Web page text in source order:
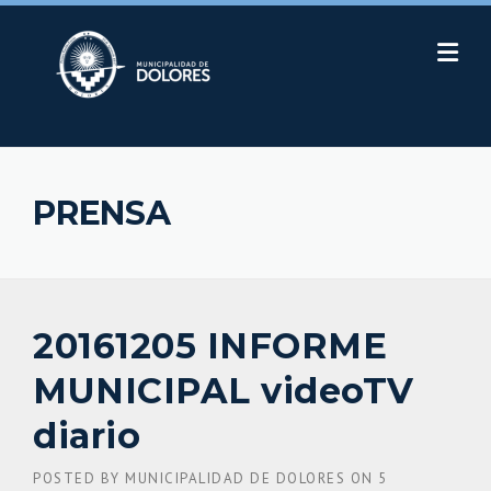
Skip
PRENSA
20161205 INFORME
MUNICIPAL videoTV
diario
POSTED BY MUNICIPALIDAD DE DOLORES ON 5